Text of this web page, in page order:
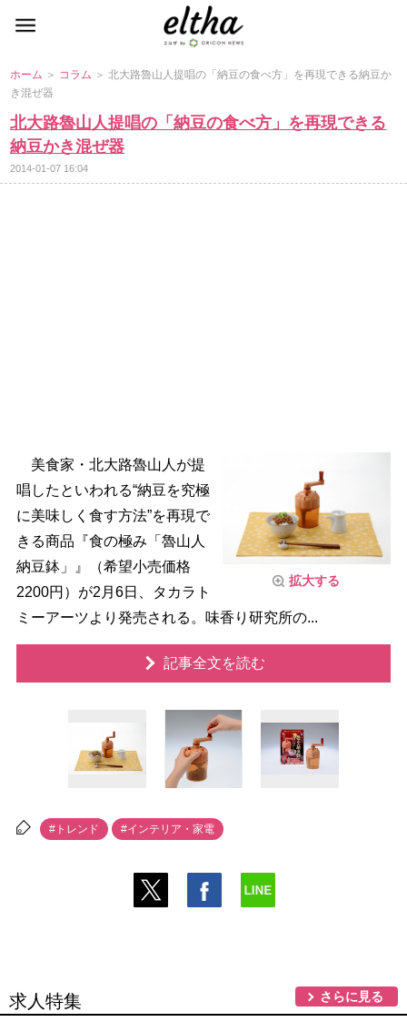
ホーム ＞ コラム ＞ 北大路魯山人提唱の「納豆の食べ方」を再現できる納豆か
き混ぜ器
北大路魯山人提唱の「納豆の食べ方」を再現できる
納豆かき混ぜ器
2014-01-07 16:04
拡大する
美食家・北大路魯山人が提
唱したといわれる“納豆を究極
に美味しく食す方法”を再現で
きる商品『食の極み「魯山人
納豆鉢」』（希望小売価格
2200円）が2月6日、タカラト
ミーアーツより発売される。味香り研究所の...
記事全文を読む
#トレンド #インテリア・家電
求人特集 さらに見る